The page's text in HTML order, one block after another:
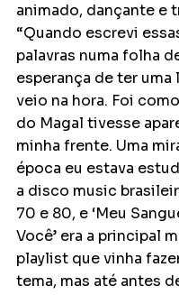
animado, dançante e
“Quando escrevi
palavras numa folha
esperança de ter uma
veio na hora. Foi
do Magal tivesse
minha frente. Uma
época eu estava
a disco music
70 e 80, e ‘Meu
Você’ era a principal
playlist que vinha
tema, mas até antes